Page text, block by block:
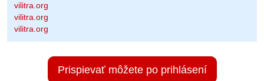
vilitra.org
vilitra.org
vilitra.org
Prispievať môžete po prihlásení